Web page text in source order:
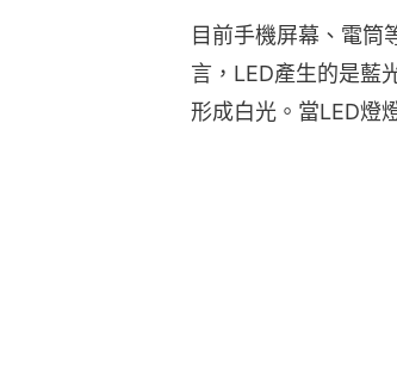
目前手機屏幕、電筒
言，LED產生的是藍
形成白光。當LED燈